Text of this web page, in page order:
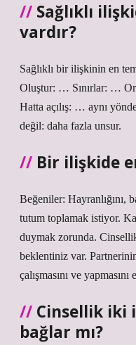
Sağlıklı
vardır?
Sağlıklı bir ilişkinin en
Oluştur: … Sınırlar: …
Hatta açılış: … aynı
değil: daha fazla unsur.
Bir ilişkide
Beğeniler: Hayranlığını,
tutum toplamak istiyor.
duymak zorunda.
beklentiniz var.
çalışmasını ve
Cinsellik iki
bağlar mı?